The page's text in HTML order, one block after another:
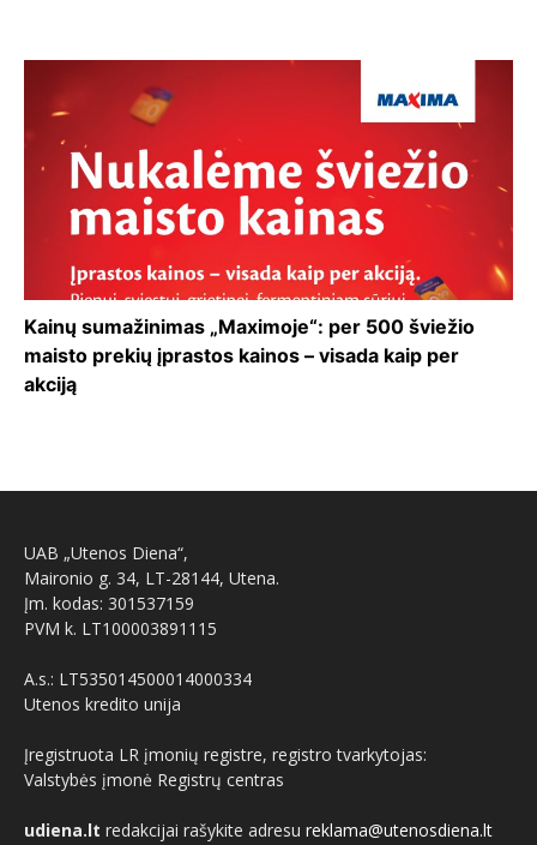
Kainų sumažinimas „Maximoje“: per 500 šviežio
maisto prekių įprastos kainos – visada kaip per
akciją
UAB „Utenos Diena“,
Maironio g. 34, LT-28144, Utena.
Įm. kodas: 301537159
PVM k. LT100003891115
A.s.: LT535014500014000334
Utenos kredito unija
Įregistruota LR įmonių registre, registro tvarkytojas:
Valstybės įmonė Registrų centras
udiena.lt redakcijai rašykite adresu reklama@utenosdiena.lt